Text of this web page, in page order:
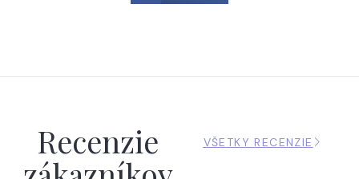
Recenzie
VŠETKY RECENZIE